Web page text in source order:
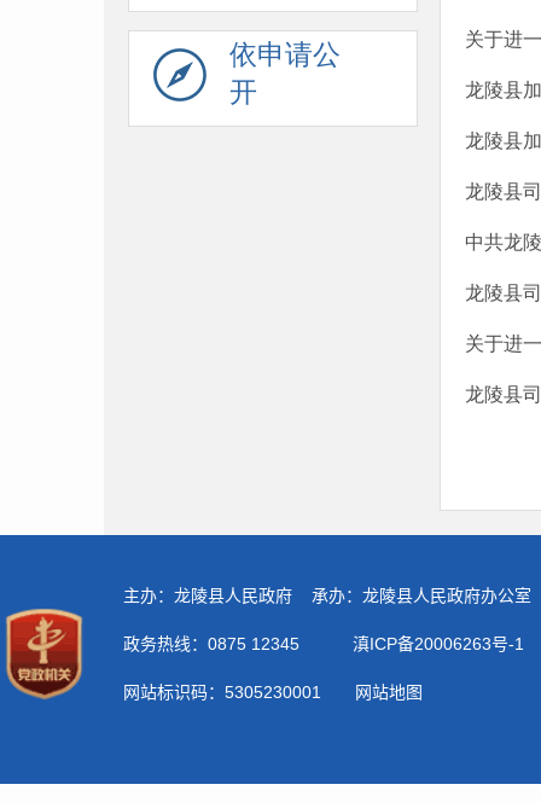
依申请公
开
关于进
龙陵县
龙陵县
龙陵县
中共龙
龙陵县
关于进
龙陵县